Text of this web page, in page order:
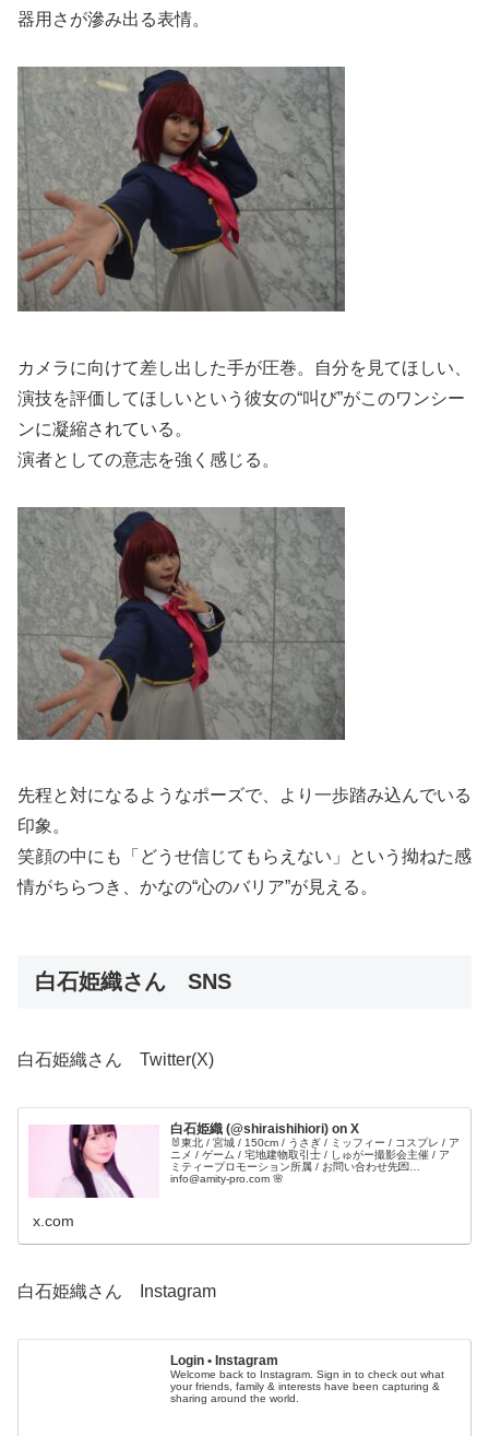
器用さが滲み出る表情。
カメラに向けて差し出した手が圧巻。自分を見てほしい、
演技を評価してほしいという彼女の“叫び”がこのワンシー
ンに凝縮されている。
演者としての意志を強く感じる。
先程と対になるようなポーズで、より一歩踏み込んでいる
印象。
笑顔の中にも「どうせ信じてもらえない」という拗ねた感
情がちらつき、かなの“心のバリア”が見える。
白石姫織さん SNS
白石姫織さん Twitter(X)
白石姫織 (@shiraishihiori) on X
🐰東北 / 宮城 / 150cm / うさぎ / ミッフィー / コスプレ / ア
ニメ / ゲーム / 宅地建物取引士 / しゅがー撮影会主催 / ア
ミティープロモーション所属 / お問い合わせ先💌
info@amity-pro.com 🌸
x.com
白石姫織さん Instagram
Login • Instagram
Welcome back to Instagram. Sign in to check out what
your friends, family & interests have been capturing &
sharing around the world.